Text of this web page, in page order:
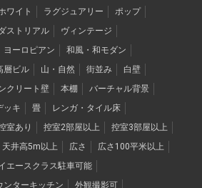
ワイト ラグジュアリー
ポップ
ストリアル
ヴィンテージ
ヨーロピアン
和風・和モダン
層ビル 山・自然 街並み
白壁
クリート壁 本棚
バーチャル背景
ッキ 畳
レンガ・タイル床
室あり 控室2部屋以上
控室3部屋以上
天井高5m以上 広さ
広さ100平米以上
エースクラス駐車可能
ンターキッチン
外観撮影可